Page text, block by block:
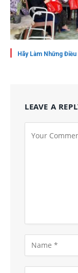
Hãy Làm Những
LEAVE A